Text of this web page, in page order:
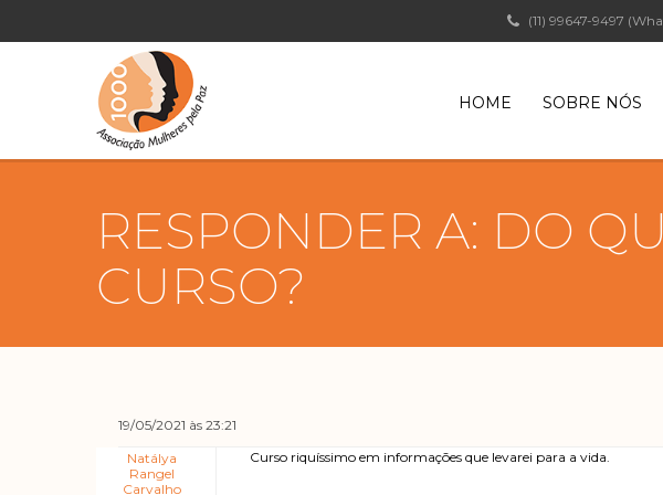
(11) 99647-9497
HOME SOBRE NÓS
RESPONDER A: DO
CURSO?
19/05/2021 às 23:21
Natálya
Rangel
Carvalho
Curso riquíssimo em informações que levarei para a vida.